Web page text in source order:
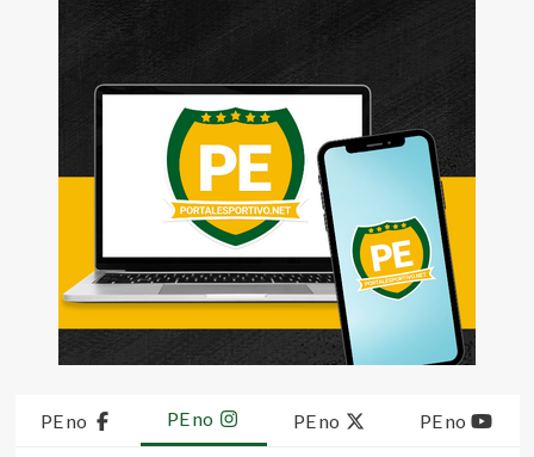
PE no PE no PE no PE no